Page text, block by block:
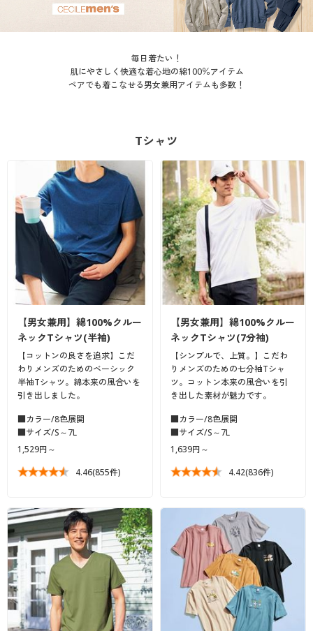
寝具・ベッド
カーテン・ラグ・ファブリック
美容・健康・サプリメント
制服・スクールすべて
制服・学生服
大きいサイズ
大きいサイズ通販すべて
大きいサイズ レディース下着
大きいサイズ メンズ
大きいサイズ 事務・制服
カタログ
カタログ・チラシからのご注文
デジタルカタログ
カタログ無料プレゼント
会員メニュー
マイページ
閲覧履歴
お気に入り
サポート
ご利用ガイド
よくある質問とお問い合わせ
ジュニア・ティーンズ下着
大きいサイズ レディース服
大きいサイズ 事務・制服
カタログ・チラシからのご注文
デジタルカタログ
カタログ無料プレゼント
会員メニュー
マイページ
閲覧履歴
お気に入り
サポート
ご利用ガイド
毎日着たい！
肌にやさしく快適な着心地の綿100％アイテム
ペアでも着こなせる男女兼用アイテムも多数！
Tシャツ
【男女兼用】綿100%クルー
ネックTシャツ(半袖)
【コットンの良さを追求】こだ
わりメンズのためのベーシック
半袖Tシャツ。綿本来の風合いを
引き出しました。
■カラー/8色展開
■サイズ/S～7L
1,529円～
4.46(855件)
【男女兼用】綿100%クルー
ネックTシャツ(7分袖)
【シンプルで、上質。】こだわ
りメンズのための七分袖Tシャ
ツ。コットン本来の風合いを引
き出した素材が魅力です。
■カラー/8色展開
■サイズ/S～7L
1,639円～
4.42(836件)